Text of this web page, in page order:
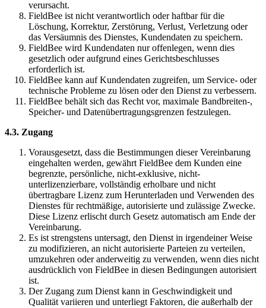
verursacht.
FieldBee ist nicht verantwortlich oder haftbar für die
Löschung, Korrektur, Zerstörung, Verlust, Verletzung oder
das Versäumnis des Dienstes, Kundendaten zu speichern.
FieldBee wird Kundendaten nur offenlegen, wenn dies
gesetzlich oder aufgrund eines Gerichtsbeschlusses
erforderlich ist.
FieldBee kann auf Kundendaten zugreifen, um Service- oder
technische Probleme zu lösen oder den Dienst zu verbessern.
FieldBee behält sich das Recht vor, maximale Bandbreiten-,
Speicher- und Datenübertragungsgrenzen festzulegen.
4.3. Zugang
Vorausgesetzt, dass die Bestimmungen dieser Vereinbarung
eingehalten werden, gewährt FieldBee dem Kunden eine
begrenzte, persönliche, nicht-exklusive, nicht-
unterlizenzierbare, vollständig erholbare und nicht
übertragbare Lizenz zum Herunterladen und Verwenden des
Dienstes für rechtmäßige, autorisierte und zulässige Zwecke.
Diese Lizenz erlischt durch Gesetz automatisch am Ende der
Vereinbarung.
Es ist strengstens untersagt, den Dienst in irgendeiner Weise
zu modifizieren, an nicht autorisierte Parteien zu verteilen,
umzukehren oder anderweitig zu verwenden, wenn dies nicht
ausdrücklich von FieldBee in diesen Bedingungen autorisiert
ist.
Der Zugang zum Dienst kann in Geschwindigkeit und
Qualität variieren und unterliegt Faktoren, die außerhalb der